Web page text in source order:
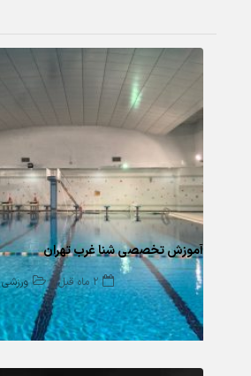
آموزش تخصصی شنا غرب تهران
2 ماه قبل ورزشی